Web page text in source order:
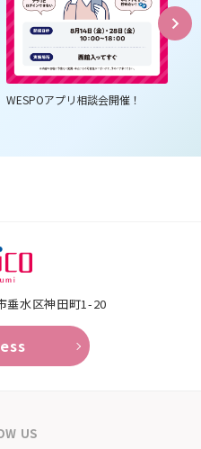
WESPOアプリ相談会開催！
水区神田町1-20
US